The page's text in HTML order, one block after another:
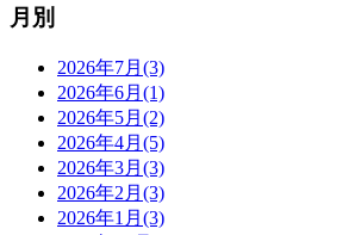
月別
2026年7月(3)
2026年6月(1)
2026年5月(2)
2026年4月(5)
2026年3月(3)
2026年2月(3)
2026年1月(3)